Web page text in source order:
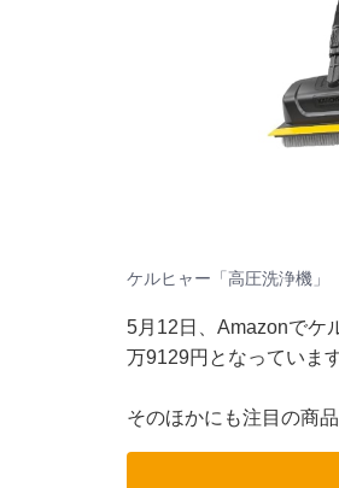
ケルヒャー「高圧洗浄機」
5月12日、Amazonでケ
万9129円となっています
そのほかにも注目の商